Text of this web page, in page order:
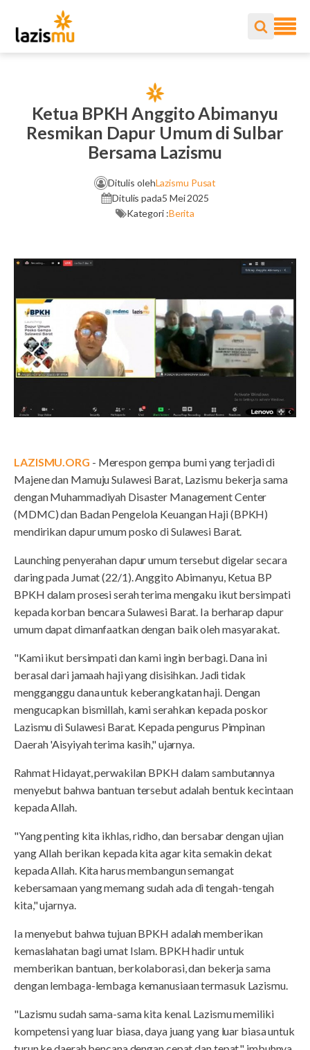
Ketua BPKH Anggito Abimanyu
Resmikan Dapur Umum di Sulbar
Bersama Lazismu
Ditulis olehLazismu Pusat
Ditulis pada5 Mei 2025
Kategori :Berita
LAZISMU.ORG - Merespon gempa bumi yang terjadi di
Majene dan Mamuju Sulawesi Barat, Lazismu bekerja sama
dengan Muhammadiyah Disaster Management Center
(MDMC) dan Badan Pengelola Keuangan Haji (BPKH)
mendirikan dapur umum posko di Sulawesi Barat.
Launching penyerahan dapur umum tersebut digelar secara
daring pada Jumat (22/1). Anggito Abimanyu, Ketua BP
BPKH dalam prosesi serah terima mengaku ikut bersimpati
kepada korban bencara Sulawesi Barat. Ia berharap dapur
umum dapat dimanfaatkan dengan baik oleh masyarakat.
"Kami ikut bersimpati dan kami ingin berbagi. Dana ini
berasal dari jamaah haji yang disisihkan. Jadi tidak
mengganggu dana untuk keberangkatan haji. Dengan
mengucapkan bismillah, kami serahkan kepada poskor
Lazismu di Sulawesi Barat. Kepada pengurus Pimpinan
Daerah 'Aisyiyah terima kasih," ujarnya.
Rahmat Hidayat, perwakilan BPKH dalam sambutannya
menyebut bahwa bantuan tersebut adalah bentuk kecintaan
kepada Allah.
"Yang penting kita ikhlas, ridho, dan bersabar dengan ujian
yang Allah berikan kepada kita agar kita semakin dekat
kepada Allah. Kita harus membangun semangat
kebersamaan yang memang sudah ada di tengah-tengah
kita," ujarnya.
Ia menyebut bahwa tujuan BPKH adalah memberikan
kemaslahatan bagi umat Islam. BPKH hadir untuk
memberikan bantuan, berkolaborasi, dan bekerja sama
dengan lembaga-lembaga kemanusiaan termasuk Lazismu.
"Lazismu sudah sama-sama kita kenal. Lazismu memiliki
kompetensi yang luar biasa, daya juang yang luar biasa untuk